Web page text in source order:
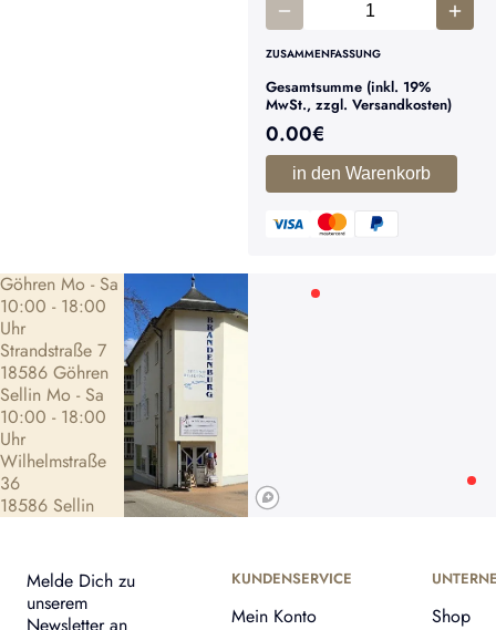
ZUSAMMENFASSUNG
Gesamtsumme (inkl. 19%
MwSt., zzgl. Versandkosten)
0.00€
in den Warenkorb
Göhren Mo - Sa
10:00 - 18:00
Uhr
Strandstraße 7
18586 Göhren
Sellin Mo - Sa
10:00 - 18:00
Uhr
Wilhelmstraße
36
18586 Sellin
Melde Dich zu
unserem
KUNDENSERVICE
Mein Konto
Shop